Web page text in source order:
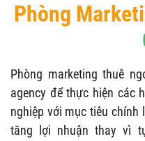
Phòng
Phòng marketing thuê
agency để thực hiện các
nghiệp với mục tiêu chính
tăng lợi nhuận thay vì